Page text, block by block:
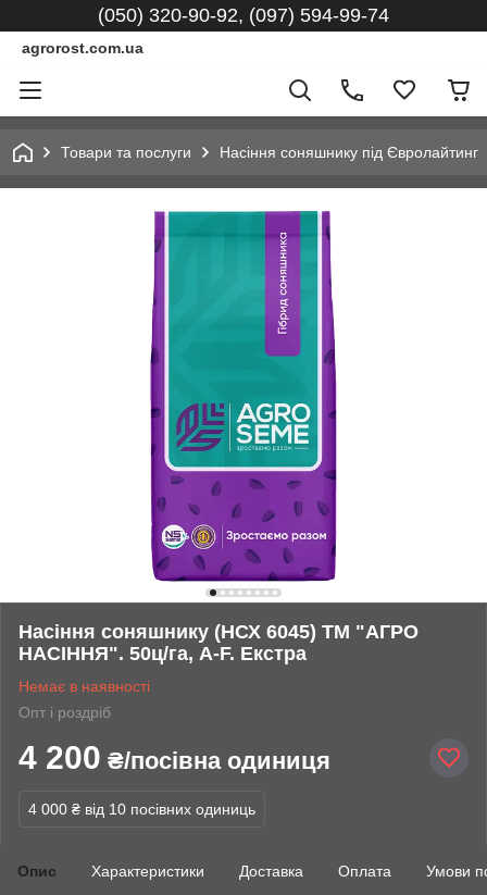
(050) 320-90-92, (097) 594-99-74
agrorost.com.ua
Товари та послуги Насіння соняшнику під Євролайтинг
Насіння соняшнику (НСХ 6045) ТМ "АГРО
НАСІННЯ". 50ц/га, A-F. Екстра
Немає в наявності
Опт і роздріб
4 200 ₴/посівна одиниця
4 000 ₴ від 10 посівних одиниць
Опис Характеристики Доставка Оплата Умови